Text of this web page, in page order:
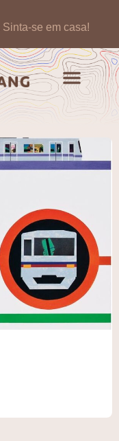
Sinta-se em casa!